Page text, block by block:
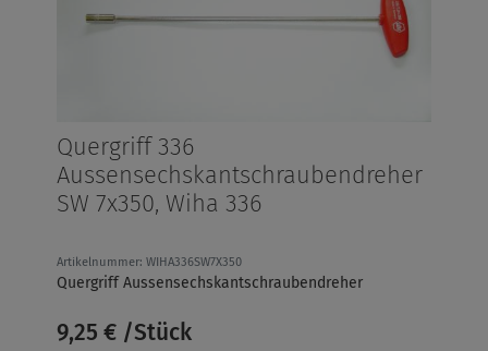
Quergriff 336
Aussensechskantschraubendreher
SW 7x350, Wiha 336
Artikelnummer: WIHA336SW7X350
Quergriff Aussensechskantschraubendreher
9,25 € /Stück